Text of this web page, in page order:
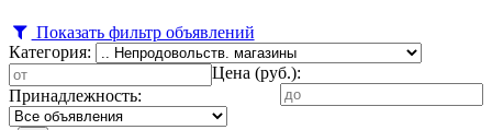
Показать фильтр объявлений
Категория:
Цена (руб.):
Принадлежность: